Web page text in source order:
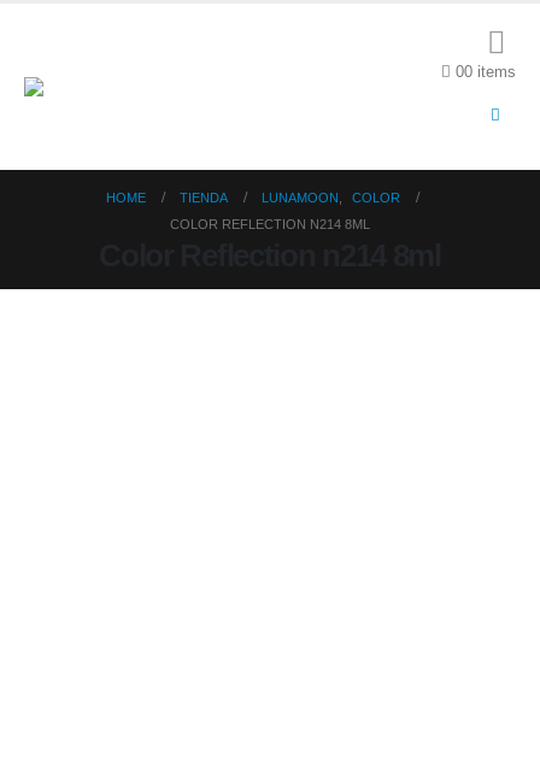
00 items
HOME TIENDA LUNAMOON
COLOR
COLOR REFLECTION N214 8ML